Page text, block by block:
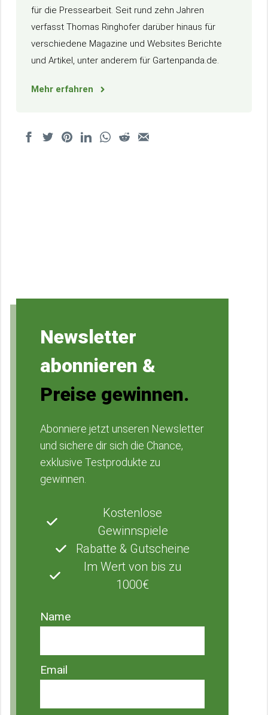
für die Pressearbeit. Seit rund zehn Jahren
verfasst Thomas Ringhofer darüber hinaus für
verschiedene Magazine und Websites Berichte
und Artikel, unter anderem für Gartenpanda.de.
Mehr erfahren
Newsletter
abonnieren &
Preise gewinnen.
Abonniere jetzt unseren Newsletter
und sichere dir sich die Chance,
exklusive Testprodukte zu
gewinnen.
Kostenlose
Gewinnspiele
Rabatte & Gutscheine
Im Wert von bis zu
1000€
Name
Email